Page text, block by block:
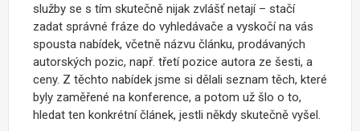
služby se s tím skutečně nijak zvlášť netají – stačí
zadat správné fráze do vyhledávače a vyskočí na vás
spousta nabídek, včetně názvu článku, prodávaných
autorských pozic, např. třetí pozice autora ze šesti, a
ceny. Z těchto nabídek jsme si dělali seznam těch, které
byly zaměřené na konference, a potom už šlo o to,
hledat ten konkrétní článek, jestli někdy skutečně vyšel.